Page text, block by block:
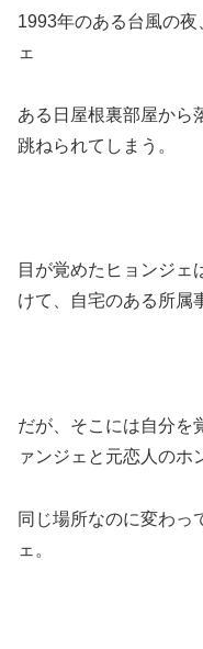
1993年のある台風の
ェ
ある日屋根裏部屋から
跳ねられてしまう。
目が覚めたヒョンジェ
けて、自宅のある所属
だが、そこには自分を
ァンジェと元恋人のホ
同じ場所なのに変わっ
ェ。